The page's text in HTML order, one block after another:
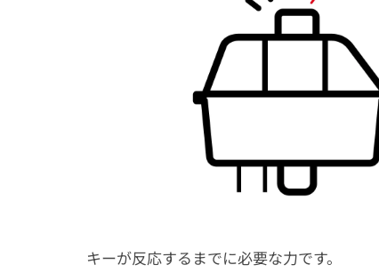
キーが反応するまでに必要な力です。